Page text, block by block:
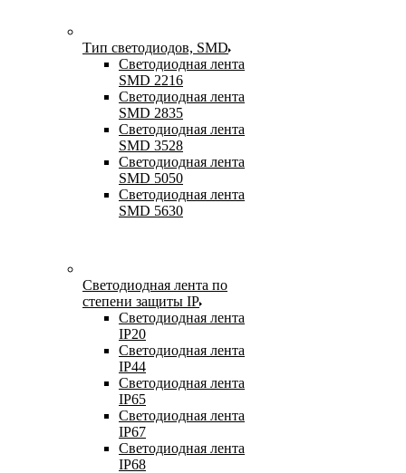
Тип светодиодов, SMD
Cветодиодная лента
SMD 2216
Светодиодная лента
SMD 2835
Светодиодная лента
SMD 3528
Светодиодная лента
SMD 5050
Светодиодная лента
SMD 5630
Светодиодная лента по
степени защиты IP
Светодиодная лента
IP20
Светодиодная лента
IP44
Светодиодная лента
IP65
Светодиодная лента
IP67
Светодиодная лента
IP68